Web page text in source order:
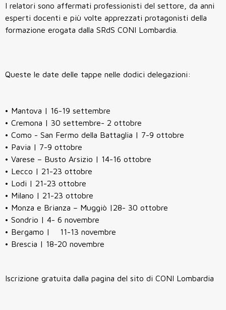
I relatori sono affermati professionisti del settore, da anni
esperti docenti e più volte apprezzati protagonisti della
formazione erogata dalla SRdS CONI Lombardia.
Queste le date delle tappe nelle dodici delegazioni:
• Mantova | 16-19 settembre
• Cremona | 30 settembre- 2 ottobre
• Como - San Fermo della Battaglia | 7-9 ottobre
• Pavia | 7-9 ottobre
• Varese – Busto Arsizio | 14-16 ottobre
• Lecco | 21-23 ottobre
• Lodi | 21-23 ottobre
• Milano | 21-23 ottobre
• Monza e Brianza – Muggiò |28- 30 ottobre
• Sondrio | 4- 6 novembre
• Bergamo | 11-13 novembre
• Brescia | 18-20 novembre
Iscrizione gratuita dalla pagina del sito di CONI Lombardia